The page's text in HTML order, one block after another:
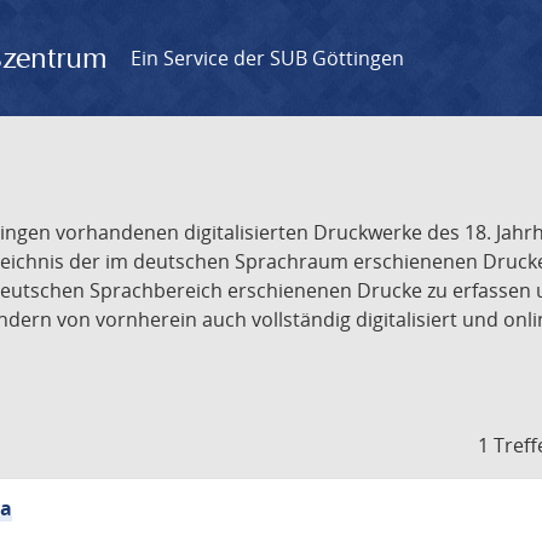
Ein Service der SUB Göttingen
vorhandenen digitalisierten Druckwerke des 18.
der im deutschen Sprachraum erschienenen
Sprachbereich erschienenen Drucke zu
von vornherein auch vollständig digitalisiert und
1